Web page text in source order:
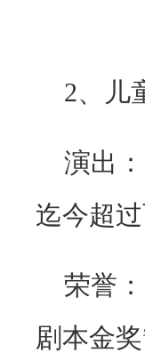
2、儿
演出
迄今超过
荣誉：
剧本金奖